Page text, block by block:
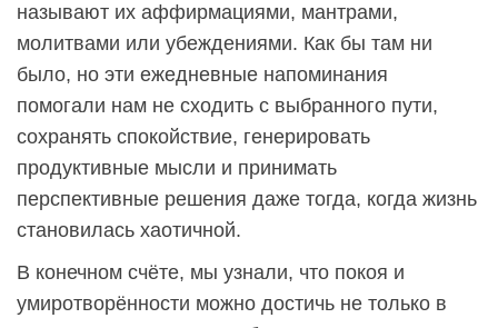
называют их аффирмациями, мантрами,
молитвами или убеждениями. Как бы там ни
было, но эти ежедневные напоминания
помогали нам не сходить с выбранного пути,
сохранять спокойствие, генерировать
продуктивные мысли и принимать
перспективные решения даже тогда, когда жизнь
становилась хаотичной.
В конечном счёте, мы узнали, что покоя и
умиротворённости можно достичь не только в